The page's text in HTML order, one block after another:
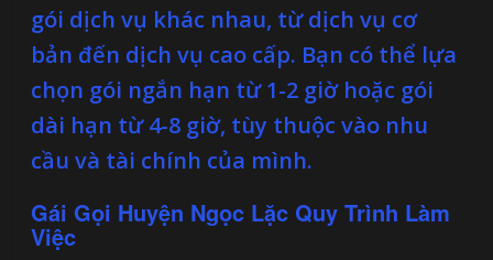
gói dịch vụ khác nhau, từ dịch vụ cơ
bản đến dịch vụ cao cấp. Bạn có thể lựa
chọn gói ngắn hạn từ 1-2 giờ hoặc gói
dài hạn từ 4-8 giờ, tùy thuộc vào nhu
cầu và tài chính của mình.
Gái Gọi Huyện Ngọc Lặc Quy Trình Làm
Việc